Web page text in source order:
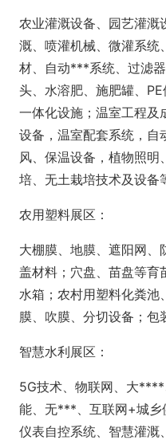
农业灌溉设备、园艺灌溉
溉、喷灌机械、微灌系统
材、自动***系统、过滤
头、水溶肥、施肥罐、
一体化设施；温室工程及
设备，温室配套系统，自
风、保温设备，植物照明
培、无土栽培技术及设备
农用塑料展区：
大棚膜、地膜、遮阳网、
盖材料；穴盘、苗盘等育
水箱；农村用塑料化粪池
膜、吹膜、分切设备；包
智慧水利展区：
5G技术、物联网、大
能、无***、互联网+城乡
仪表自控系统、智慧灌溉